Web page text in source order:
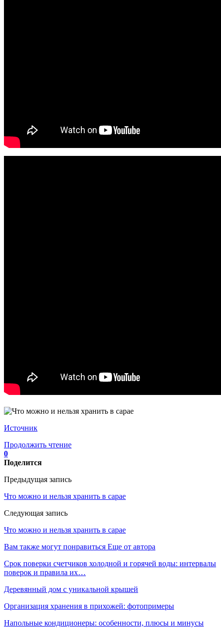
Источник
Продолжить чтение
0
Поделится
Предыдущая запись
Что можно и нельзя хранить в сарае
Следующая запись
Что можно и нельзя хранить в сарае
Вам также могут понравиться Еще от автора
Срок поверки счетчиков холодной и горячей воды: интервалы
поверок и правила их…
Деревянный дом с уникальной крышей
Организация хранения в прихожей: фотопримеры
Напольные кондиционеры: особенности, плюсы и минусы